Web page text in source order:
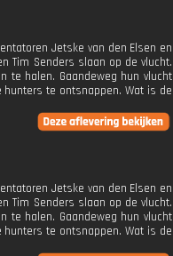
Jetske van den Elsen en
Tim Senders slaan op de vlucht.
te halen. Gaandeweg hun vlucht
te ontsnappen. Wat is de
Jetske van den Elsen en
Tim Senders slaan op de vlucht.
te halen. Gaandeweg hun vlucht
te ontsnappen. Wat is de